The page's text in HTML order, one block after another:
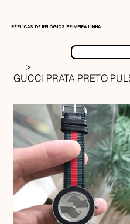
RÉPLICAS DE RELÓGIOS PRIMEIRA LINHA
>